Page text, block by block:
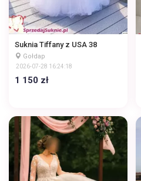
Suknia Tiffany z USA 38
Gołdap
2026-07-28 16:24:18
1 150 zł